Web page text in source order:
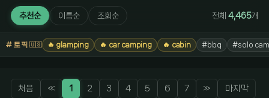
추천순 이름순 조회순 전체 4,465개
토픽🇺🇸 🔥 glamping 🔥 car camping 🔥 cabin #bbq #solo
처음 « 1 2 3 4 5 6 7 » 마지막